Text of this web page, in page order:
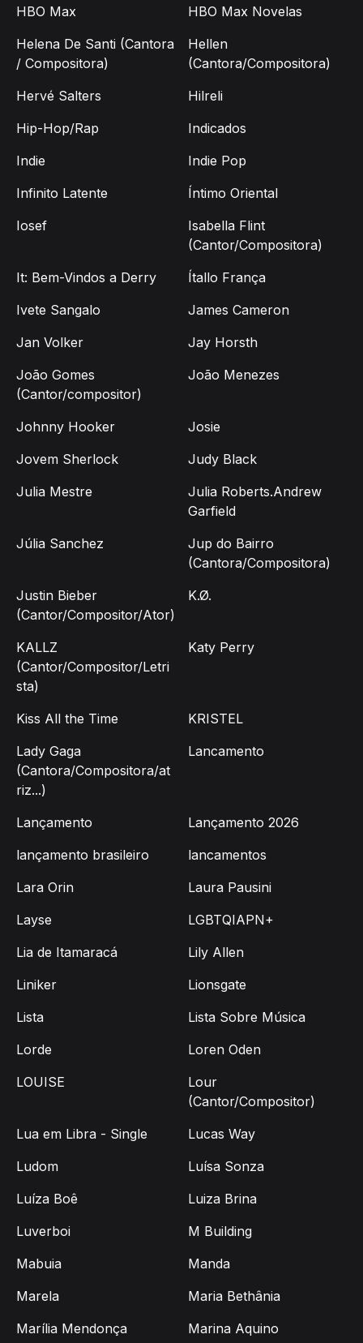
HBO Max
HBO Max Novelas
Helena De Santi (Cantora
/ Compositora)
Hellen
(Cantora/Compositora)
Hervé Salters
Hilreli
Hip-Hop/Rap
Indicados
Indie
Indie Pop
Infinito Latente
Íntimo Oriental
Iosef
Isabella Flint
(Cantor/Compositora)
It: Bem-Vindos a Derry
Ítallo França
Ivete Sangalo
James Cameron
Jan Volker
Jay Horsth
João Gomes
(Cantor/compositor)
João Menezes
Johnny Hooker
Josie
Jovem Sherlock
Judy Black
Julia Mestre
Julia Roberts.Andrew
Garfield
Júlia Sanchez
Jup do Bairro
(Cantora/Compositora)
Justin Bieber
(Cantor/Compositor/Ator)
K.Ø.
KALLZ
(Cantor/Compositor/Letri
sta)
Katy Perry
Kiss All the Time
KRISTEL
Lady Gaga
(Cantora/Compositora/at
riz...)
Lancamento
Lançamento
Lançamento 2026
lançamento brasileiro
lancamentos
Lara Orin
Laura Pausini
Layse
LGBTQIAPN+
Lia de Itamaracá
Lily Allen
Liniker
Lionsgate
Lista
Lista Sobre Música
Lorde
Loren Oden
LOUISE
Lour
(Cantor/Compositor)
Lua em Libra - Single
Lucas Way
Ludom
Luísa Sonza
Luíza Boê
Luiza Brina
Luverboi
M Building
Mabuia
Manda
Marela
Maria Bethânia
Marília Mendonça
Marina Aquino